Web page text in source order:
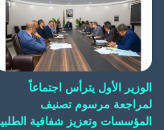
الوزير الأول يترأس اجتماعاً
لمراجعة مرسوم تصنيف
المؤسسات وتعزيز شفافية